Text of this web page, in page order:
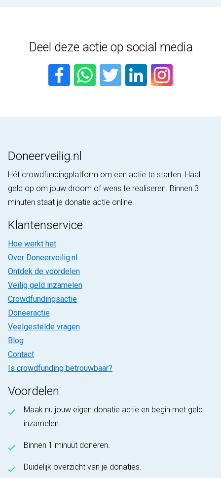
Deel deze actie op social media
Doneerveilig.nl
Hét crowdfundingplatform om een actie te starten. Haal
geld op om jouw droom of wens te realiseren. Binnen 3
minuten staat je donatie actie online.
Klantenservice
Hoe werkt het
Over Doneerveilig.nl
Ontdek de voordelen
Veilig geld inzamelen
Crowdfundingsactie
Doneeractie
Veelgestelde vragen
Blog
Contact
Is crowdfunding betrouwbaar?
Voordelen
Maak nu jouw eigen donatie actie en begin met geld
inzamelen.
Binnen 1 minuut doneren.
Duidelijk overzicht van je donaties.